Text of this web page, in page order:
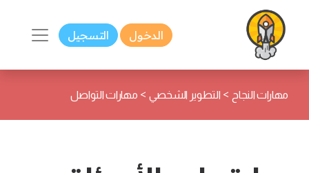
الدخول التسجيل
مهارات النجاح > التطوير الشخصي > مهارات التواصل